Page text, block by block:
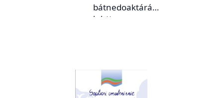
bátnedoaktárá
luhtte